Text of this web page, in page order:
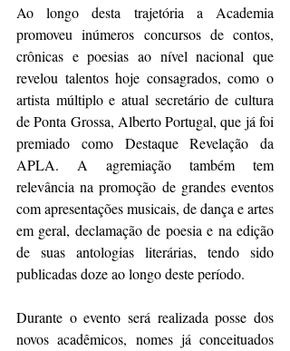
Ao longo desta trajetória a Academia
promoveu inúmeros concursos de contos,
crônicas e poesias ao nível nacional que
revelou talentos hoje consagrados, como o
artista múltiplo e atual secretário de cultura
de Ponta Grossa, Alberto Portugal, que já foi
premiado como Destaque Revelação da
APLA. A agremiação também tem
relevância na promoção de grandes eventos
com apresentações musicais, de dança e artes
em geral, declamação de poesia e na edição
de suas antologias literárias, tendo sido
publicadas doze ao longo deste período.
Durante o evento será realizada posse dos
novos acadêmicos, nomes já conceituados